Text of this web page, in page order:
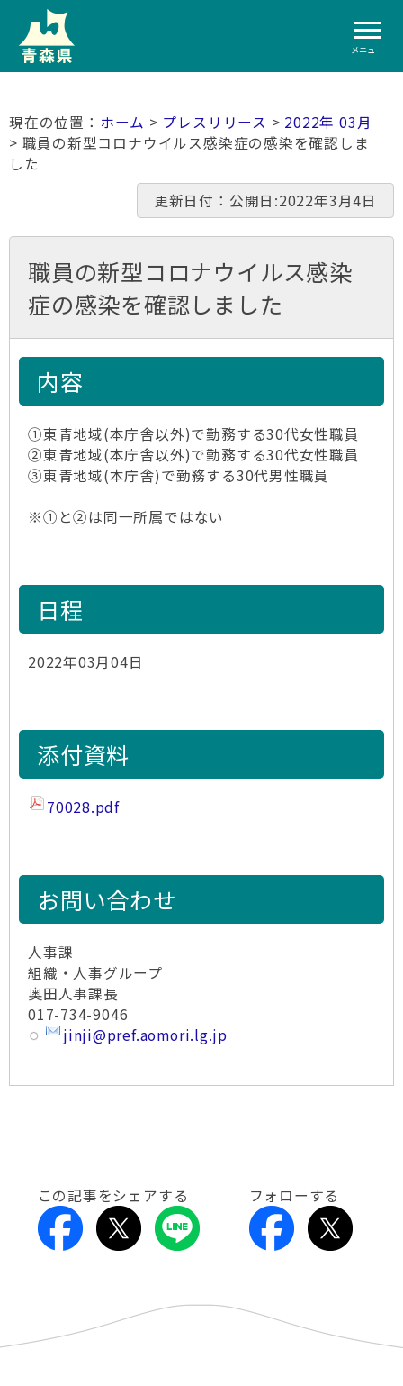
メニュー
ホーム > プレスリリース > 2022年 03月
> 職員の新型コロナウイルス感染症の感染を確認しま
した
更新日付：公開日:2022年3月4日
職員の新型コロナウイルス感染
症の感染を確認しました
内容
①東青地域(本庁舎以外)で勤務する30代女性職員
②東青地域(本庁舎以外)で勤務する30代女性職員
③東青地域(本庁舎)で勤務する30代男性職員
※①と②は同一所属ではない
日程
2022年03月04日
添付資料
70028.pdf
お問い合わせ
人事課
組織・人事グループ
奥田人事課長
017-734-9046
jinji@pref.aomori.lg.jp
この記事をシェアする フォローする